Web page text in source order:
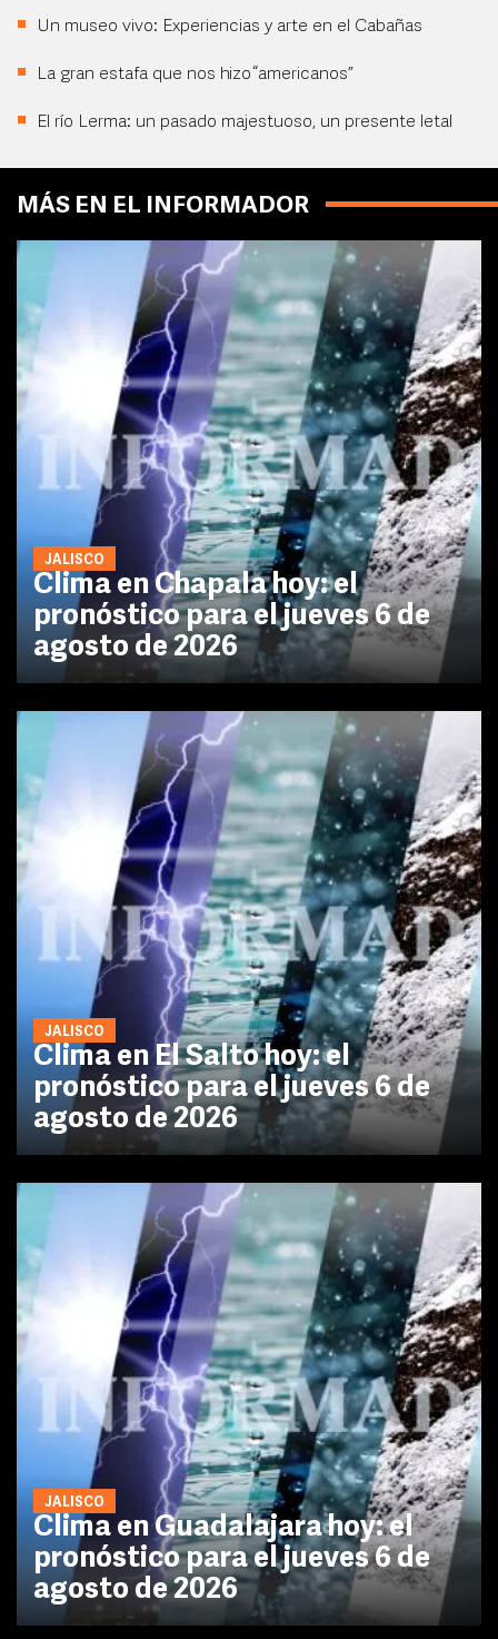
Un museo vivo: Experiencias y arte en el Cabañas
La gran estafa que nos hizo “americanos”
El río Lerma: un pasado majestuoso, un presente letal
MÁS EN EL INFORMADOR
JALISCO
Clima en Chapala hoy: el
pronóstico para el jueves 6 de
agosto de 2026
JALISCO
Clima en El Salto hoy: el
pronóstico para el jueves 6 de
agosto de 2026
JALISCO
Clima en Guadalajara hoy: el
pronóstico para el jueves 6 de
agosto de 2026